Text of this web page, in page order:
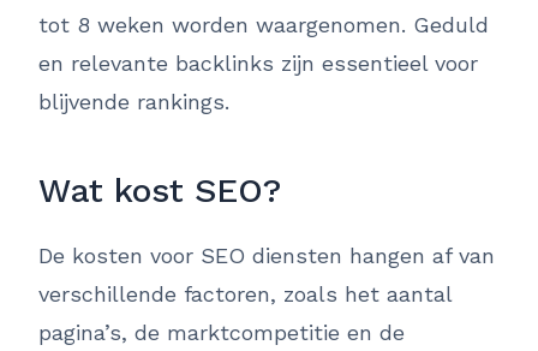
tot 8 weken worden waargenomen. Geduld
en relevante backlinks zijn essentieel voor
blijvende rankings.
Wat kost SEO?
De kosten voor SEO diensten hangen af van
verschillende factoren, zoals het aantal
pagina’s, de marktcompetitie en de